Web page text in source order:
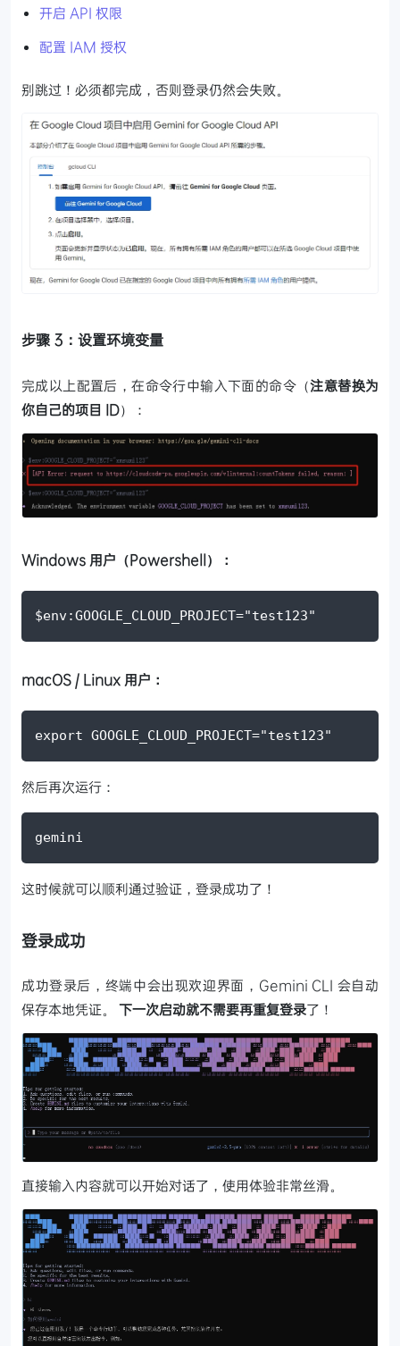
开启 API 权限
配置 IAM 授权
别跳过！必须都完成，否则登录仍然会失败。
步骤 3：设置环境变量
完成以上配置后，在命令行中输入下面的命令（注意替换为
你自己的项目 ID）：
Windows 用户（Powershell）：
$env:GOOGLE_CLOUD_PROJECT="test123"
macOS / Linux 用户：
export GOOGLE_CLOUD_PROJECT="test123"
然后再次运行：
gemini
这时候就可以顺利通过验证，登录成功了！
登录成功
成功登录后，终端中会出现欢迎界面，Gemini CLI 会自动
保存本地凭证。 下一次启动就不需要再重复登录了！
直接输入内容就可以开始对话了，使用体验非常丝滑。